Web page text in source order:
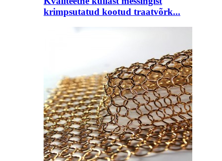
krimpsutatud kootud traatvõrk...